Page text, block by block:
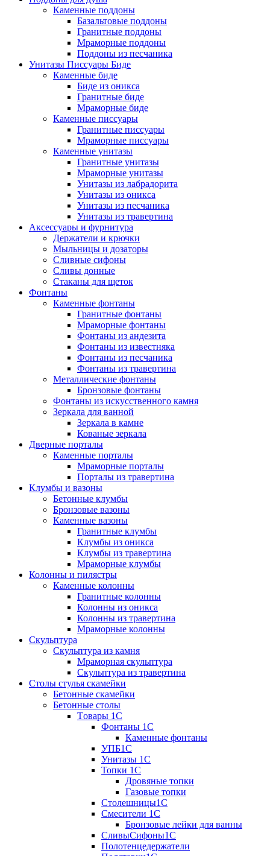
Каменные поддоны
Базальтовые поддоны
Гранитные поддоны
Мраморные поддоны
Поддоны из песчаника
Унитазы Писсуары Биде
Каменные биде
Биде из оникса
Гранитные биде
Мраморные биде
Каменные писсуары
Гранитные писсуары
Мраморные писсуары
Каменные унитазы
Гранитные унитазы
Мраморные унитазы
Унитазы из лабрадорита
Унитазы из оникса
Унитазы из песчаника
Унитазы из травертина
Аксессуары и фурнитура
Держатели и крючки
Мыльницы и дозаторы
Сливные сифоны
Сливы донные
Стаканы для щеток
Фонтаны
Каменные фонтаны
Гранитные фонтаны
Мраморные фонтаны
Фонтаны из андезита
Фонтаны из известняка
Фонтаны из песчаника
Фонтаны из травертина
Металлические фонтаны
Бронзовые фонтаны
Фонтаны из искусственного камня
Зеркала для ванной
Зеркала в камне
Кованые зеркала
Дверные порталы
Каменные порталы
Мраморные порталы
Порталы из травертина
Клумбы и вазоны
Бетонные клумбы
Бронзовые вазоны
Каменные вазоны
Гранитные клумбы
Клумбы из оникса
Клумбы из травертина
Мраморные клумбы
Колонны и пилястры
Каменные колонны
Гранитные колонны
Колонны из оникса
Колонны из травертина
Мраморные колонны
Скульптура
Скульптура из камня
Мраморная скульптура
Скульптура из травертина
Столы стулья скамейки
Бетонные скамейки
Бетонные столы
Tовары 1C
Фонтаны 1C
Каменные фонтаны
УПБ1С
Унитазы 1С
Топки 1С
Дровяные топки
Газовые топки
Столешницы1С
Смесители 1С
Бронзовые лейки для ванны
СливыСифоны1С
Полотенцедержатели